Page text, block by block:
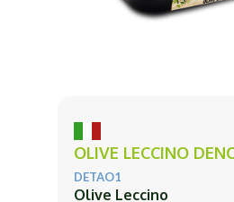
OLIVE LECCINO
DETAO1
Olive Leccino